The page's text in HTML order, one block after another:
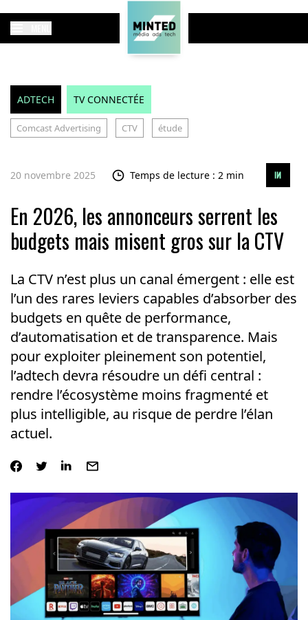
ADTECH TV CONNECTÉE
Comcast Advertising CTV étude
20 novembre 2025 Temps de lecture : 2 min
En 2026, les annonceurs serrent les
budgets mais misent gros sur la CTV
La CTV n’est plus un canal émergent : elle est
l’un des rares leviers capables d’absorber des
budgets en quête de performance,
d’automatisation et de transparence. Mais
pour exploiter pleinement son potentiel,
l’adtech devra résoudre un défi central :
rendre l’écosystème moins fragmenté et
plus intelligible, au risque de perdre l’élan
actuel.